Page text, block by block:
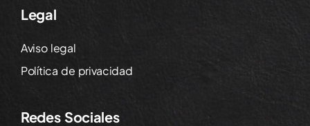
Legal
Aviso legal
Política de privacidad
Redes Sociales